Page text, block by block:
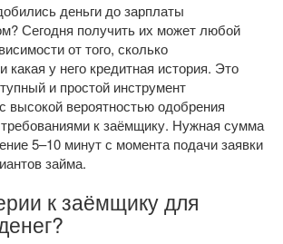
деньги до зарплаты
Сегодня получить их может любой
от того, сколько
какая у него кредитная история. Это
и простой инструмент
высокой вероятностью одобрения
к заёмщику. Нужная сумма
5–10 минут с момента подачи заявки
займа.
к заёмщику для